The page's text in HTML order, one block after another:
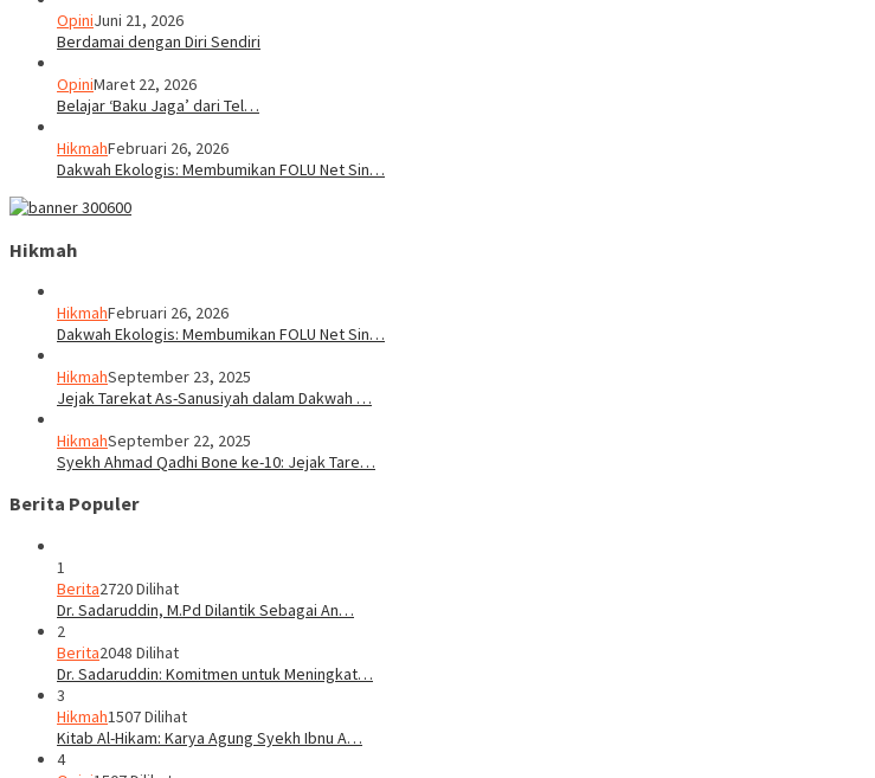
OpiniJuni 21, 2026
Berdamai dengan Diri Sendiri
OpiniMaret 22, 2026
Belajar ‘Baku Jaga’ dari Tel…
HikmahFebruari 26, 2026
Dakwah Ekologis: Membumikan FOLU Net Sin…
Hikmah
HikmahFebruari 26, 2026
Dakwah Ekologis: Membumikan FOLU Net Sin…
HikmahSeptember 23, 2025
Jejak Tarekat As-Sanusiyah dalam Dakwah …
HikmahSeptember 22, 2025
Syekh Ahmad Qadhi Bone ke-10: Jejak Tare…
Berita Populer
1
Berita2720 Dilihat
Dr. Sadaruddin, M.Pd Dilantik Sebagai An…
2
Berita2048 Dilihat
Dr. Sadaruddin: Komitmen untuk Meningkat…
3
Hikmah1507 Dilihat
Kitab Al-Hikam: Karya Agung Syekh Ibnu A…
4